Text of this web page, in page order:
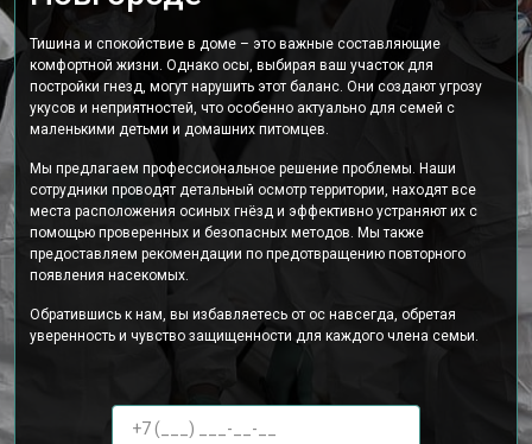
Тишина и спокойствие в доме – это важные составляющие
комфортной жизни. Однако осы, выбирая ваш участок для
постройки гнезд, могут нарушить этот баланс. Они создают угрозу
укусов и неприятностей, что особенно актуально для семей с
маленькими детьми и домашних питомцев.
Мы предлагаем профессиональное решение проблемы. Наши
сотрудники проводят детальный осмотр территории, находят все
места расположения осиных гнёзд и эффективно устраняют их с
помощью проверенных и безопасных методов. Мы также
предоставляем рекомендации по предотвращению повторного
появления насекомых.
Обратившись к нам, вы избавляетесь от ос навсегда, обретая
уверенность и чувство защищенности для каждого члена семьи.